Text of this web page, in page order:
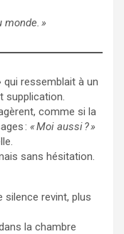
»
qui ressemblait à un
supplication.
comme si la
: « Moi aussi ? »
sans hésitation.
silence revint, plus
la chambre